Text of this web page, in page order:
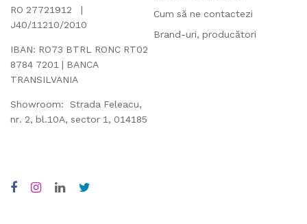
RO 27721912 |
J40/11210/2010
IBAN: RO73 BTRL RONC RT02
8784 7201 | BANCA
TRANSILVANIA
Showroom: Strada Feleacu,
nr. 2, bl.10A, sector 1, 014185
Cum să ne contactezi
Brand-uri, producători